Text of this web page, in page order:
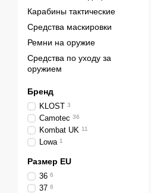
Карабины тактические
Средства маскировки
Ремни на оружие
Средства по уходу за
оружием
Бренд
KLOST 3
Camotec 36
Kombat UK 11
Lowa 1
Размер EU
36 6
37 6